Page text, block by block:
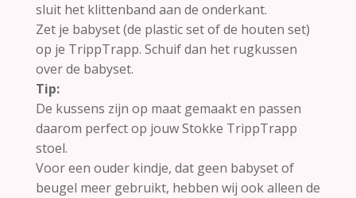
sluit het klittenband aan de onderkant.
Zet je babyset (de plastic set of de houten set)
op je TrippTrapp. Schuif dan het rugkussen
over de babyset.
Tip:
De kussens zijn op maat gemaakt en passen
daarom perfect op jouw Stokke TrippTrapp
stoel.
Voor een ouder kindje, dat geen babyset of
beugel meer gebruikt, hebben wij ook alleen de